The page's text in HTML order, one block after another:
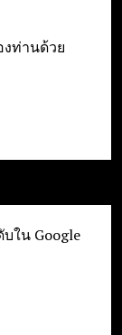
ท่านด้วย
ใน Google